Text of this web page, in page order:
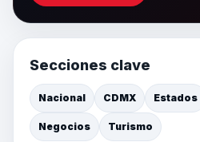
Secciones clave
Nacional CDMX Estados
Negocios Turismo